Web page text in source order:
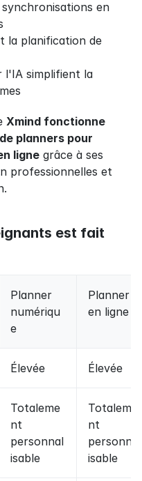
en
la planification de
l'IA simplifient la
Xmind fonctionne
planners pour
ligne grâce à ses
professionnelles et
est fait
Planner
numériqu
e
Planner
en ligne
Élevée Élevée
Totaleme
nt
personnal
isable
Totaleme
nt
personnal
isable